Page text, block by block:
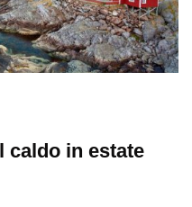
caldo in estate